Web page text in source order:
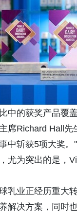
中的获奖产品覆
席Richard Hall
中斩获5项大奖
尤为突出的是，
乳业正经历重大
解决方案，同时